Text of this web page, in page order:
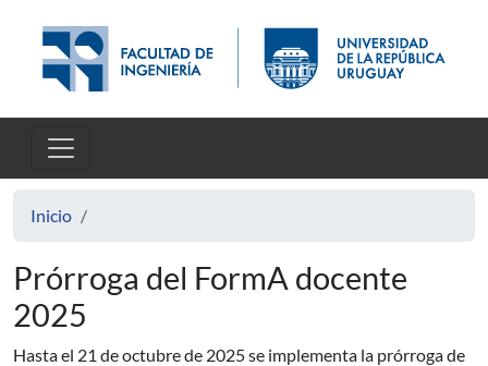
Inicio
Prórroga del FormA docente
2025
Hasta el 21 de octubre de 2025 se implementa la prórroga de